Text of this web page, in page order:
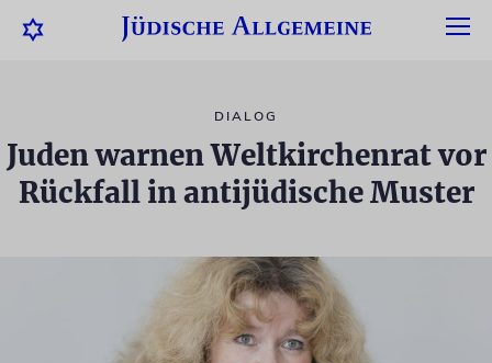
DIALOG
Juden warnen Weltkirchenrat vor
Rückfall in antijüdische Muster